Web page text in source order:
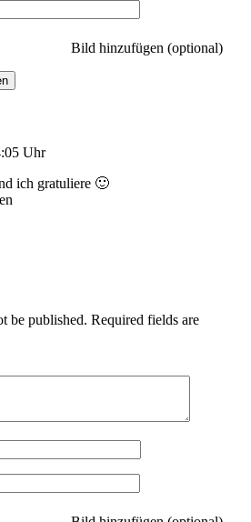
Bild hinzufügen (optional)
Uhr
ich gratuliere 🙂
be published. Required fields are